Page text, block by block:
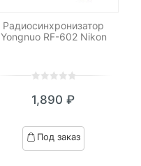
Радиосинхронизатор
Yongnuo RF-602 Nikon
out
based
on
1,890 ₽
Под заказ